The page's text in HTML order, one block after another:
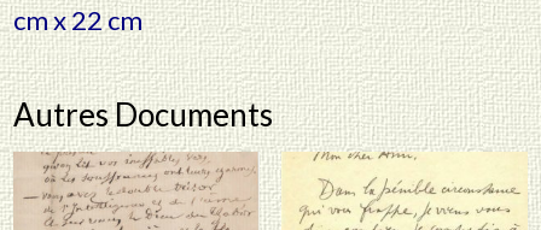
cm x 22 cm
Autres Documents